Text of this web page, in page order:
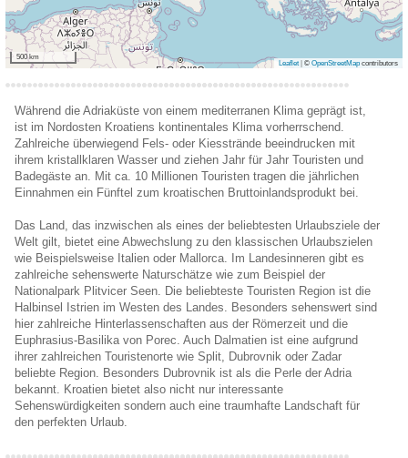
500 km
Leaflet © OpenStreetMap contributors
Während die Adriaküste von einem mediterranen Klima geprägt ist,
ist im Nordosten Kroatiens kontinentales Klima vorherrschend.
Zahlreiche überwiegend Fels- oder Kiesstrände beeindrucken mit
ihrem kristallklaren Wasser und ziehen Jahr für Jahr Touristen und
Badegäste an. Mit ca. 10 Millionen Touristen tragen die jährlichen
Einnahmen ein Fünftel zum kroatischen Bruttoinlandsprodukt bei.
Das Land, das inzwischen als eines der beliebtesten Urlaubsziele der
Welt gilt, bietet eine Abwechslung zu den klassischen Urlaubszielen
wie Beispielsweise Italien oder Mallorca. Im Landesinneren gibt es
zahlreiche sehenswerte Naturschätze wie zum Beispiel der
Nationalpark Plitvicer Seen. Die beliebteste Touristen Region ist die
Halbinsel Istrien im Westen des Landes. Besonders sehenswert sind
hier zahlreiche Hinterlassenschaften aus der Römerzeit und die
Euphrasius-Basilika von Porec. Auch Dalmatien ist eine aufgrund
ihrer zahlreichen Touristenorte wie Split, Dubrovnik oder Zadar
beliebte Region. Besonders Dubrovnik ist als die Perle der Adria
bekannt. Kroatien bietet also nicht nur interessante
Sehenswürdigkeiten sondern auch eine traumhafte Landschaft für
den perfekten Urlaub.